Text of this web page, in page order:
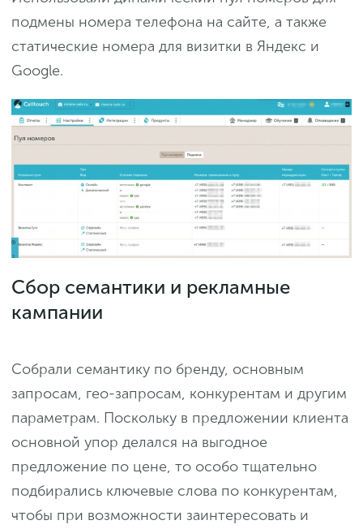
подмены номера телефона на сайте, а также
статические номера для визитки в Яндекс и
Google.
Сбор семантики и рекламные
кампании
Собрали семантику по бренду, основным
запросам, гео-запросам, конкурентам и другим
параметрам. Поскольку в предложении клиента
основной упор делался на выгодное
предложение по цене, то особо тщательно
подбирались ключевые слова по конкурентам,
чтобы при возможности заинтересовать и